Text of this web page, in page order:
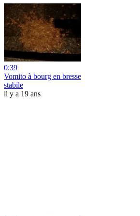
0:39
Vomito à bourg en bresse
stabile
il y a 19 ans